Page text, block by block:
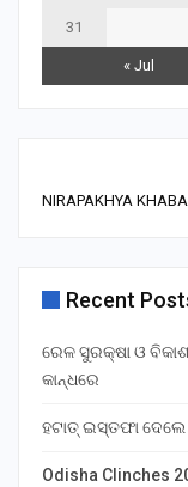
« Jul
31
NIRAPAKHYA
Recent
ରେଳ ସୁରକ୍ଷା ଓ
କାନ୍ଧରେ
ହଟାତ୍ ଇସ୍ତଫା
Odisha Clinches